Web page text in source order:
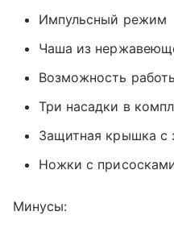
Импульсный режим
Чаша из
Возможность
Три насадки в
Защитная крышка с
Ножки с
Минусы: